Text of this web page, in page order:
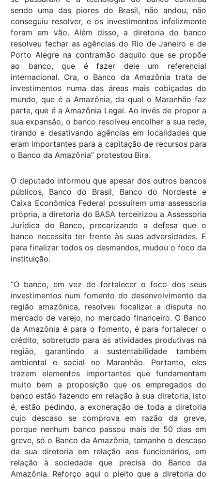
sendo uma das piores do Brasil, não andou, não
conseguiu resolver, e os investimentos infelizmente
foram em vão. Além disso, a diretoria do banco
resolveu fechar as agências do Rio de Janeiro e de
Porto Alegre na contramão daquilo que se propõe
ao banco, que é fazer dele um referencial
internacional. Ora, o Banco da Amazônia trata de
investimentos numa das áreas mais cobiçadas do
mundo, que é a Amazônia, da qual o Maranhão faz
parte, que é a Amazônia Legal. Ao invés de propor a
sua expansão, o banco resolveu encolher a sua rede,
tirando e desativando agências em localidades que
eram importantes para a capitação de recursos para
o Banco da Amazônia” protestou Bira.
O deputado informou que apesar dos outros bancos
públicos, Banco do Brasil, Banco do Nordeste e
Caixa Econômica Federal possuírem uma assessoria
própria, a diretoria do BASA terceirizou a Assessoria
Jurídica do Banco, precarizando a defesa que o
banco necessita ter frente às suas adversidades. E
para finalizar todos os desmandos, mudou o foco da
instituição.
“O banco, em vez de fortalecer o foco dos seus
investimentos num fomento do desenvolvimento da
região amazônica, resolveu focalizar a disputa no
mercado de varejo, no mercado financeiro. O Banco
da Amazônia é para o fomento, é para fortalecer o
crédito, sobretudo para as atividades produtivas na
região, garantindo a sustentabilidade também
ambiental e social no Maranhão. Portanto, eles
trazem elementos importantes que fundamentam
muito bem a proposição que os empregados do
banco estão fazendo em relação à sua diretoria, isto
é, estão pedindo, a exoneração de toda a diretoria
cujo descaso se comprova em razão da greve,
porque nenhum banco passou mais de 50 dias em
greve, só o Banco da Amazônia, tamanho o descaso
da sua diretoria em relação aos funcionários, em
relação à sociedade que precisa do Banco da
Amazônia. Reforço aqui o pleito que a diretoria do